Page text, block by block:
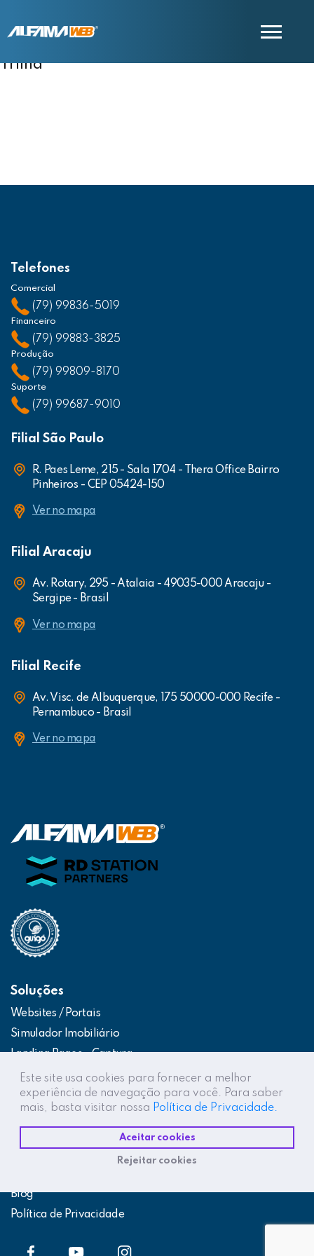
Trilha
Este site usa cookies para fornecer a melhor
experiência de navegação para você. Para saber
mais, basta visitar nossa Política de Privacidade.
Aceitar cookies
Rejeitar cookies
Telefones
Comercial
(79) 99836-5019
Financeiro
(79) 99883-3825
Produção
(79) 99809-8170
Suporte
(79) 99687-9010
Filial São Paulo
R. Paes Leme, 215 - Sala 1704 - Thera Office Bairro
Pinheiros - CEP 05424-150
Ver no mapa
Filial Aracaju
Av. Rotary, 295 - Atalaia - 49035-000 Aracaju -
Sergipe - Brasil
Ver no mapa
Filial Recife
Av. Visc. de Albuquerque, 175 50000-000 Recife -
Pernambuco - Brasil
Ver no mapa
Soluções
Websites / Portais
Simulador Imobiliário
Landing Pages – Captura
Web App – Portal do Cliente
Intranets / Extranets
Integração Construtor de Vendas
Destaques
Blog
Política de Privacidade